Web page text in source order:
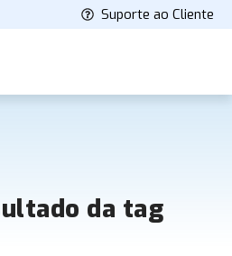
Suporte ao Cliente
da tag